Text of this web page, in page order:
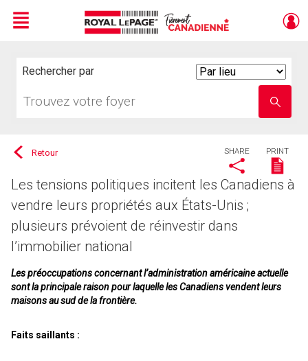
Menu
Rechercher par
votre
nom
Retour
SHARE PRINT
Les tensions politiques incitent les Canadiens à
vendre leurs propriétés aux États-Unis ;
plusieurs prévoient de réinvestir dans
l’immobilier national
Les préoccupations concernant l’administration américaine actuelle
sont la principale raison pour laquelle les Canadiens vendent leurs
maisons au sud de la frontière.
Faits saillants :